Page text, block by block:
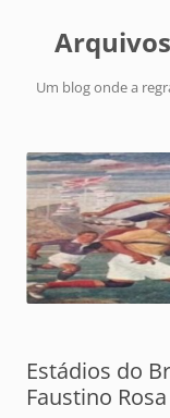
Um blog onde a
Estádios do
Faustino